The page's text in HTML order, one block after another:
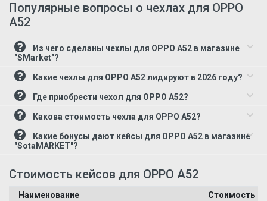
Популярные вопросы о чехлах для OPPO
A52
"SMarket"?
Какие чехлы для OPPO A52 лидируют в 2026 году?
Где приобрести чехол для OPPO A52?
Какова стоимость чехла для OPPO A52?
"SotaMARKET"?
Стоимость кейсов для OPPO A52
Наименование
Стоимость